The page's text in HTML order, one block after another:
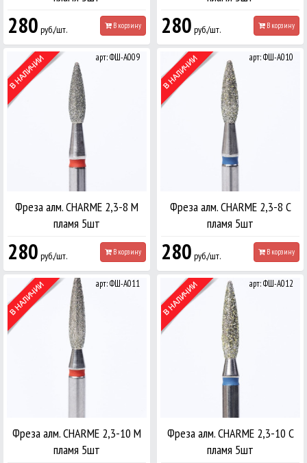
280 руб./шт. В корзину 280 руб./шт. В корзину
арт: ФШ-А009
Фреза алм. CHARME 2,3-8 М
пламя 5шт
280 руб./шт. В корзину
арт: ФШ-А010
Фреза алм. CHARME 2,3-8 С
пламя 5шт
280 руб./шт. В корзину
арт: ФШ-А011
Фреза алм. CHARME 2,3-10 М
пламя 5шт
арт: ФШ-А012
Фреза алм. CHARME 2,3-10 С
пламя 5шт